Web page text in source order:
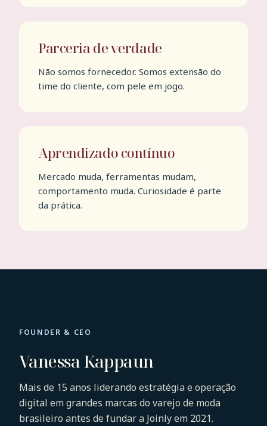
Parceria de verdade
Não somos fornecedor. Somos extensão do
time do cliente, com pele em jogo.
Aprendizado contínuo
Mercado muda, ferramentas mudam,
comportamento muda. Curiosidade é parte
da prática.
VK
FOUNDER & CEO
Vanessa Kappaun
Mais de 15 anos liderando estratégia e operação
digital em grandes marcas do varejo de moda
brasileiro antes de fundar a Joinly em 2021.